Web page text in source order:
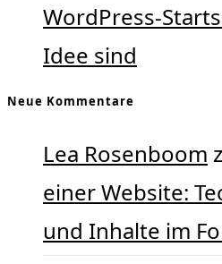
WordPress-
Idee sind
Neue Kommentare
Lea Rosenboom
einer Website:
und Inhalte im